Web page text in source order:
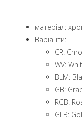
матеріал:
Варіанти:
CR:
WV:
BLM:
GB:
RGB:
GLB: